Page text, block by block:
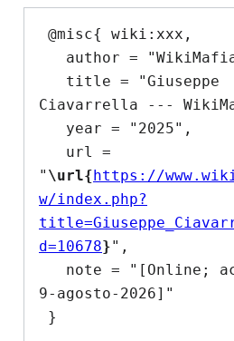
Ciavarrella ---
" \url{https://
w/index.php?
d=10678}",
9-agosto-2026]"